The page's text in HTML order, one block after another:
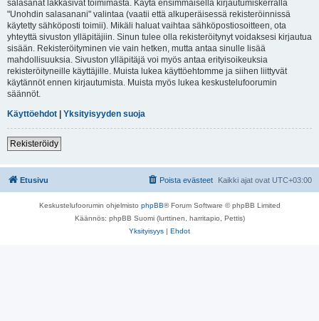
salasanat lakkasivat toimimasta. Käytä ensimmäisellä kirjautumiskerralla
"Unohdin salasanani" valintaa (vaatii että alkuperäisessä rekisteröinnissä
käytetty sähköposti toimii). Mikäli haluat vaihtaa sähköpostiosoitteen, ota
yhteyttä sivuston ylläpitäjiin. Sinun tulee olla rekisteröitynyt voidaksesi kirjautua
sisään. Rekisteröityminen vie vain hetken, mutta antaa sinulle lisää
mahdollisuuksia. Sivuston ylläpitäjä voi myös antaa erityisoikeuksia
rekisteröityneille käyttäjille. Muista lukea käyttöehtomme ja siihen liittyvät
käytännöt ennen kirjautumista. Muista myös lukea keskustelufoorumin
säännöt.
Käyttöehdot | Yksityisyyden suoja
Rekisteröidy
Etusivu Kaikki ajat ovat UTC+03:00
Poista evästeet
Keskustelufoorumin ohjelmisto phpBB® Forum Software © phpBB Limited
Käännös: phpBB Suomi (lurttinen, harritapio, Pettis)
Yksityisyys | Ehdot